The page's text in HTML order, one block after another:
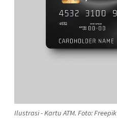
Ilustrasi - Kartu ATM. Foto: Freepik